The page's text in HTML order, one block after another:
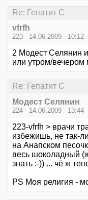
Re: Гепатит С
vfrfh
223 - 14.06.2009 - 10:12
2 Модест Селянин
или утром/
Re: Гепатит С
Модест Селянин
224 - 14.06.2009 - 13:44
223-vfrfh > врачи
избежишь, не так-
на Анапском
весь шоколадный
знать :-)) ... чё ж
PS Моя религия -